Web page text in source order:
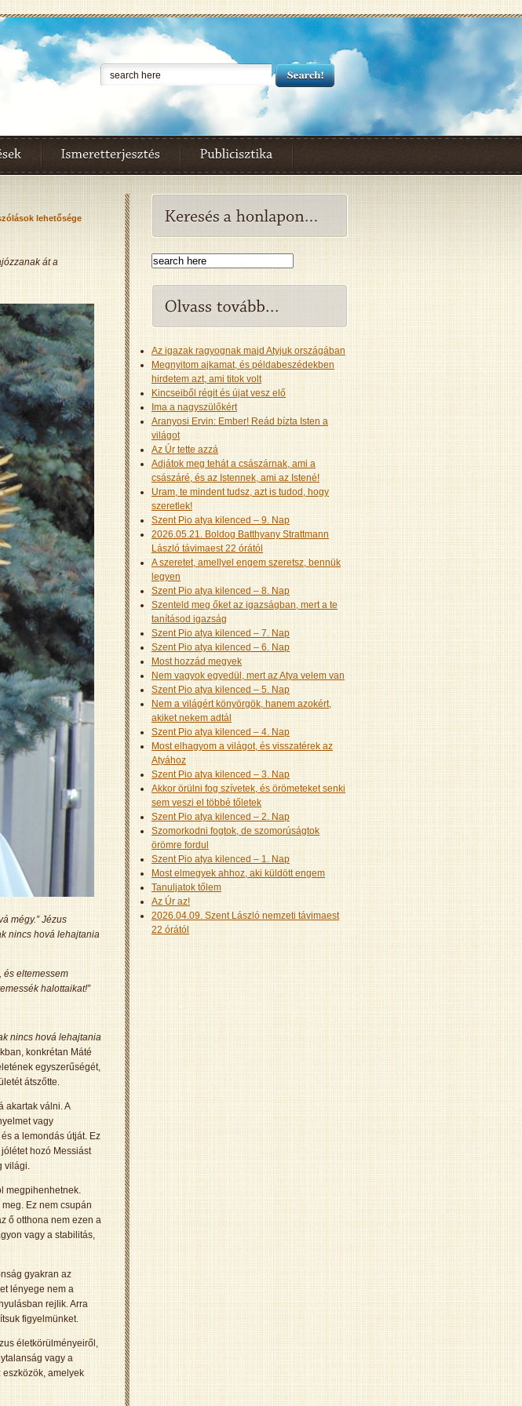
lehetősége
át a
mégy.” Jézus
nincs hová lehajtania
és eltemessem
halottaikat!”
nincs hová lehajtania
konkrétan Máté
egyszerűségét,
átszőtte.
akartak válni. A
vagy
a lemondás útját. Ez
hozó Messiást
világi.
megpihenhetnek.
Ez nem csupán
ő otthona nem ezen a
vagy a stabilitás,
gyakran az
lényege nem a
rejlik. Arra
figyelmünket.
életkörülményeiről,
vagy a
amelyek
Az igazak ragyognak majd Atyjuk országában
Megnyitom ajkamat, és példabeszédekben
hirdetem azt, ami titok volt
Kincseiből régit és újat vesz elő
Ima a nagyszülőkért
Aranyosi Ervin: Ember! Reád bízta Isten a
világot
Az Úr tette azzá
Adjátok meg tehát a császárnak, ami a
császáré, és az Istennek, ami az Istené!
Uram, te mindent tudsz, azt is tudod, hogy
szeretlek!
Szent Pio atya kilenced – 9. Nap
2026.05.21. Boldog Batthyany Strattmann
László távimaest 22 órától
A szeretet, amellyel engem szeretsz, bennük
legyen
Szent Pio atya kilenced – 8. Nap
Szenteld meg őket az igazságban, mert a te
tanításod igazság
Szent Pio atya kilenced – 7. Nap
Szent Pio atya kilenced – 6. Nap
Most hozzád megyek
Nem vagyok egyedül, mert az Atya velem van
Szent Pio atya kilenced – 5. Nap
Nem a világért könyörgök, hanem azokért,
akiket nekem adtál
Szent Pio atya kilenced – 4. Nap
Most elhagyom a világot, és visszatérek az
Atyához
Szent Pio atya kilenced – 3. Nap
Akkor örülni fog szívetek, és örömeteket senki
sem veszi el többé tőletek
Szent Pio atya kilenced – 2. Nap
Szomorkodni fogtok, de szomorúságtok
örömre fordul
Szent Pio atya kilenced – 1. Nap
Most elmegyek ahhoz, aki küldött engem
Tanuljatok tőlem
Az Úr az!
2026.04.09. Szent László nemzeti távimaest
22 órától